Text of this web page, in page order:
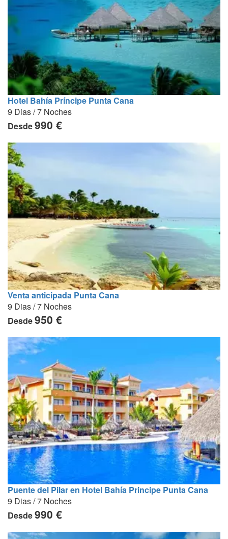
Hotel Bahía Príncipe Punta Cana
9 Dias / 7 Noches
Desde990 €
Venta anticipada Punta Cana
9 Dias / 7 Noches
Desde950 €
Puente del Pilar en Hotel Bahía Principe Punta Cana
9 Dias / 7 Noches
Desde990 €